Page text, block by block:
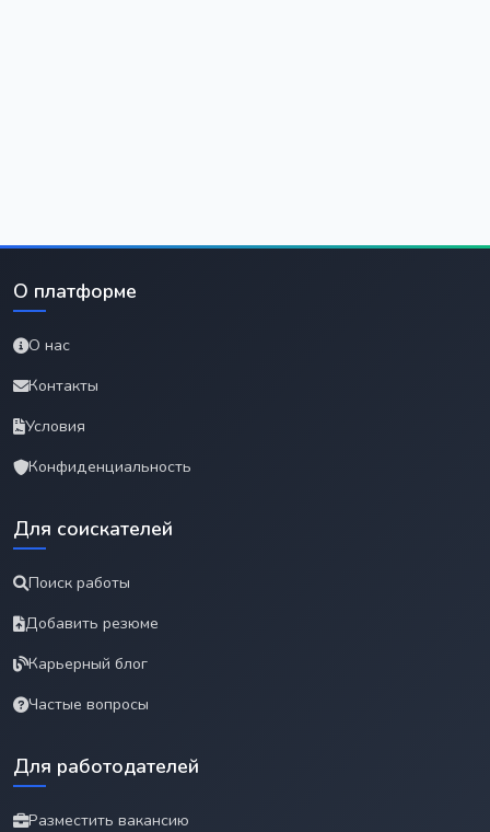
О платформе
О нас
Контакты
Условия
Конфиденциальность
Для соискателей
Поиск работы
Добавить резюме
Карьерный блог
Частые вопросы
Для работодателей
Разместить вакансию